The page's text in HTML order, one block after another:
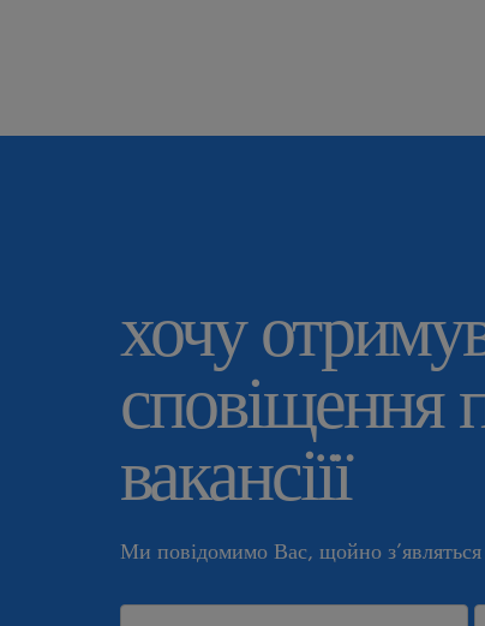
хочу
сповіщення
вакансіїї
Ми повідомимо Вас, щойно з’являться